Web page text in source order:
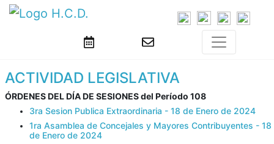
ACTIVIDAD LEGISLATIVA
ÓRDENES DEL DÍA DE SESIONES del Período 108
3ra Sesion Publica Extraordinaria - 18 de Enero de 2024
1ra Asamblea de Concejales y Mayores Contribuyentes - 18
de Enero de 2024